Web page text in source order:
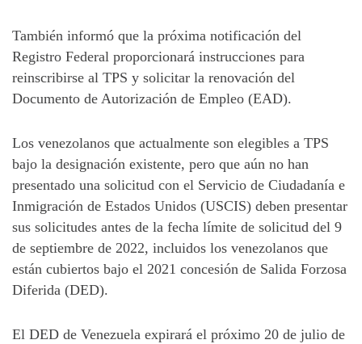
También informó que la próxima notificación del
Registro Federal proporcionará instrucciones para
reinscribirse al TPS y solicitar la renovación del
Documento de Autorización de Empleo (EAD).
Los venezolanos que actualmente son elegibles a TPS
bajo la designación existente, pero que aún no han
presentado una solicitud con el Servicio de Ciudadanía e
Inmigración de Estados Unidos (USCIS) deben presentar
sus solicitudes antes de la fecha límite de solicitud del 9
de septiembre de 2022, incluidos los venezolanos que
están cubiertos bajo el 2021 concesión de Salida Forzosa
Diferida (DED).
El DED de Venezuela expirará el próximo 20 de julio de